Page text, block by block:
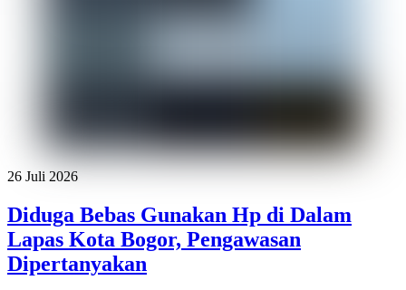
26 Juli 2026
Diduga Bebas Gunakan Hp di Dalam
Lapas Kota Bogor, Pengawasan
Dipertanyakan